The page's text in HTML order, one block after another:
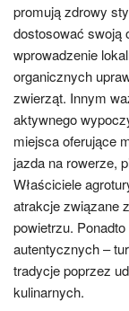
promują zdrowy
dostosować swoją
wprowadzenie
organicznych
zwierząt. Innym
aktywnego
miejsca oferujące
jazda na rowerze,
Właściciele
atrakcje związane
powietrzu.
autentycznych –
tradycje poprzez
kulinarnych.